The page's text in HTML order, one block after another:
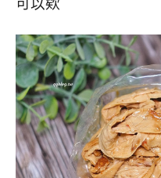
可以欸